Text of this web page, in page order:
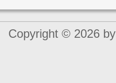
Copyright © 2026